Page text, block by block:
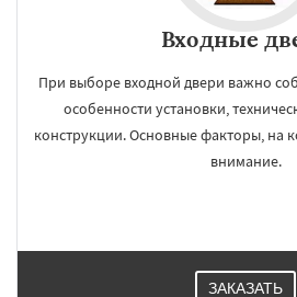
Входные
При выборе входной двери важно
особенности установки,
конструкции. Основные факторы, на
внимание.
ЗАКАЗАТЬ